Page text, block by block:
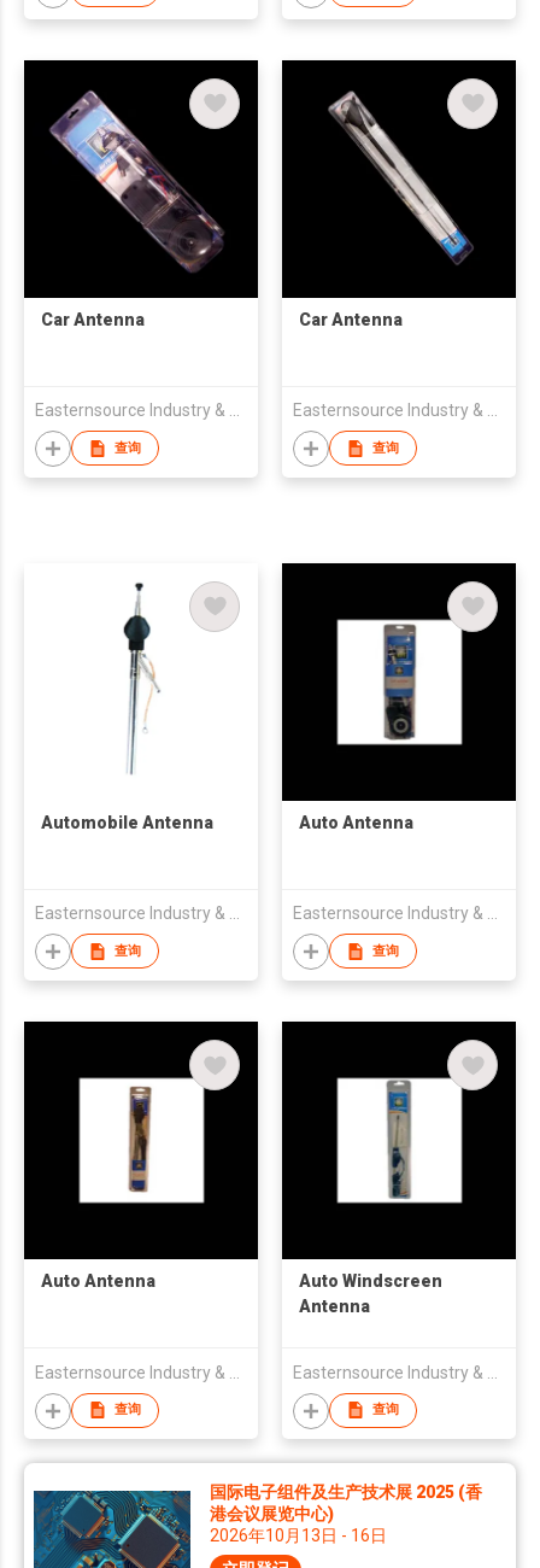
Car Antenna
Easternsource Industry & Trading Co., Ltd.
查询
Car Antenna
Easternsource Industry & Trading Co., Ltd.
查询
Automobile Antenna
Easternsource Industry & Trading Co., Ltd.
查询
Auto Antenna
Easternsource Industry & Trading Co., Ltd.
查询
Auto Antenna
查询
Auto Windscreen
Antenna
查询
国际电子组件及生产技术展 2025 (香
港会议展览中心)
2026年10月13日 - 16日